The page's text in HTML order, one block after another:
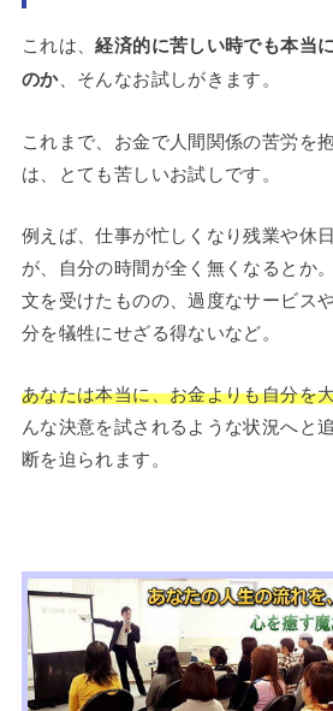
これは、経済的に苦しい時でも本当
のか、そんなお試しがきます。
これまで、お金で人間関係の苦労を
は、とても苦しいお試しです。
例えば、仕事が忙しくなり残業や休
が、自分の時間が全く無くなるとか
文を受けたものの、過度なサービス
分を犠牲にせざる得ないなど。
あなたは本当に、お金よりも自分を
んな決意を試されるような状況へと
断を迫られます。